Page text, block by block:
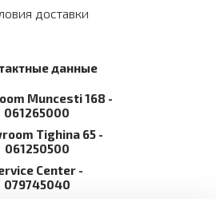
доставки
данные
Muncesti 168 -
061265000
Tighina 65 -
061250500
Сenter -
079745040